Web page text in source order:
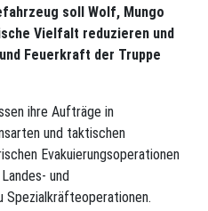
soll Wolf, Mungo
Vielfalt reduzieren und
Feuerkraft der Truppe
ihre Aufträge in
und taktischen
Evakuierungsoperationen
und
Spezialkräfteoperationen.